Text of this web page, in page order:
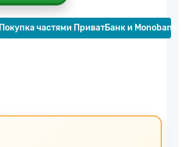
Покупка частями ПриватБанк и Monobank